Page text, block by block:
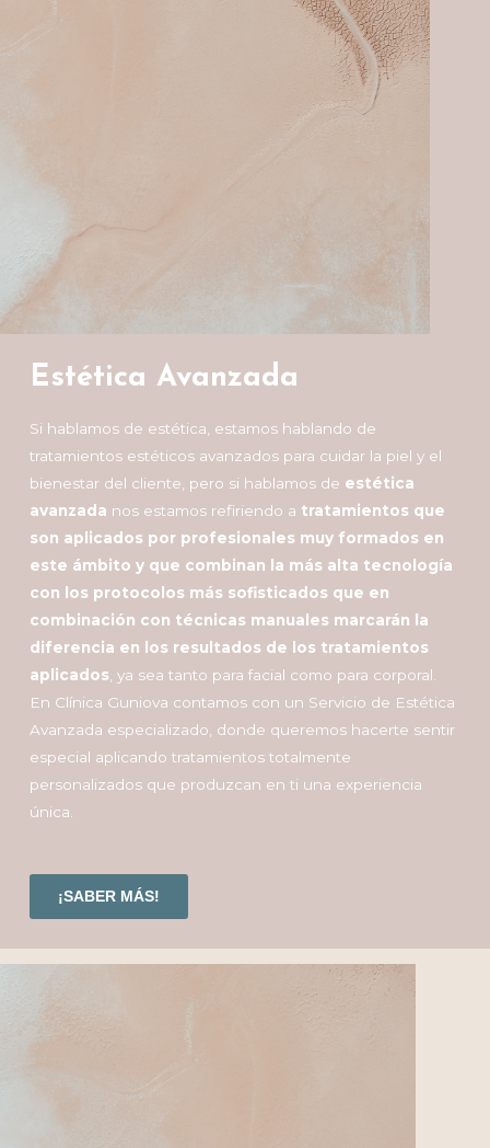
Estética Avanzada
Si hablamos de estética, estamos hablando de
tratamientos estéticos avanzados para cuidar la piel y el
bienestar del cliente, pero si hablamos de estética
avanzada nos estamos refiriendo a tratamientos que
son aplicados por profesionales muy formados en
este ámbito y que combinan la más alta tecnología
con los protocolos más sofisticados que en
combinación con técnicas manuales marcarán la
diferencia en los resultados de los tratamientos
aplicados , ya sea tanto para facial como para corporal.
En Clínica Guniova contamos con un Servicio de Estética
Avanzada especializado, donde queremos hacerte sentir
especial aplicando tratamientos totalmente
personalizados que produzcan en ti una experiencia
única.
¡SABER MÁS!